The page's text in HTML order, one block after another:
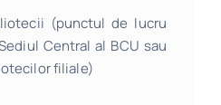
(punctul de lucru
Central al BCU sau
filiale)